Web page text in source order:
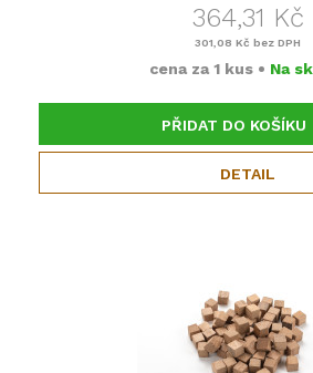
364,31 Kč
301,08 Kč bez DPH
cena za 1 kus • Na
PŘIDAT DO KOŠÍKU
DETAIL